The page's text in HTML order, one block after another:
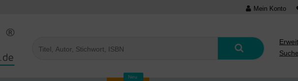
Mein Konto
Suche
Neu